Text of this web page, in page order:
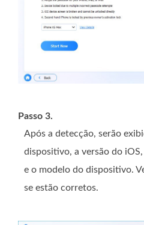
Passo 3.
Após a detecção, serão
dispositivo, a versão do
e o modelo do dispositivo.
se estão corretos.